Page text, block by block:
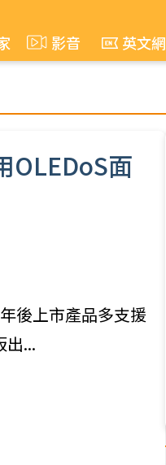
影音 英文網
OLEDoS面
後上市產品多支援
出...